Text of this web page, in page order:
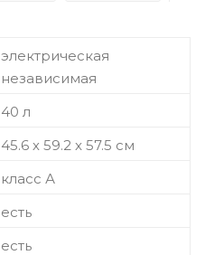
электрическая
независимая
40 л
45.6 х 59.2 x 57.5 см
класс А
есть
есть